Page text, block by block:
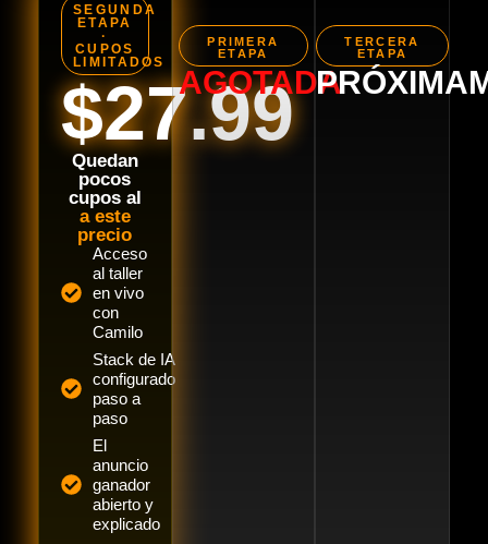
SEGUNDA
ETAPA
·
CUPOS
LIMITADOS
$27.99
Quedan
pocos
cupos al
a este
precio
Acceso
al taller
en vivo
con
Camilo
Stack de IA
configurado
paso a
paso
El
anuncio
ganador
abierto y
explicado
PRIMERA
ETAPA
AGOTADA
TERCERA
ETAPA